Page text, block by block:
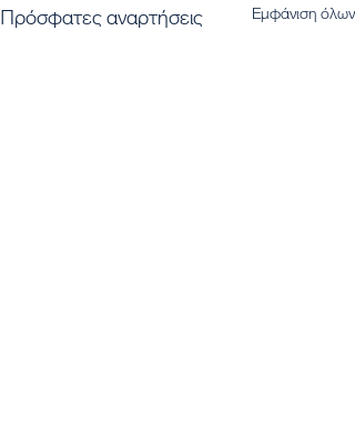
Πρόσφατες αναρτήσεις Εμφάνιση όλων